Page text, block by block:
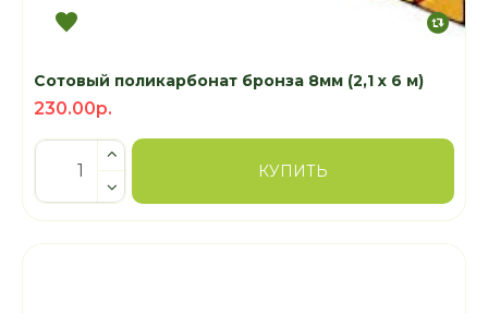
Сотовый поликарбонат бронза 8мм (2,1 x 6 м)
230.00р.
КУПИТЬ